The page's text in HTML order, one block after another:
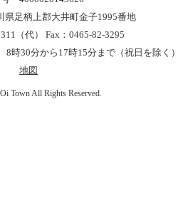
足柄上郡大井町金子1995番地
（代） Fax：0465-82-3295
時30分から17時15分まで（祝日を除く）
地図
Town All Rights Reserved.